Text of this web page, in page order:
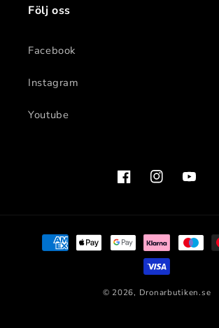
Följ oss
Facebook
Instagram
Youtube
FacebookInstagramYouTube
Betalningsmetoder
© 2026, Dronarbutiken.se